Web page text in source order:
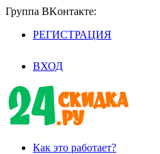
Группа BKoнтaктe:
РЕГИСТРАЦИЯ
ВХОД
Как это работает?